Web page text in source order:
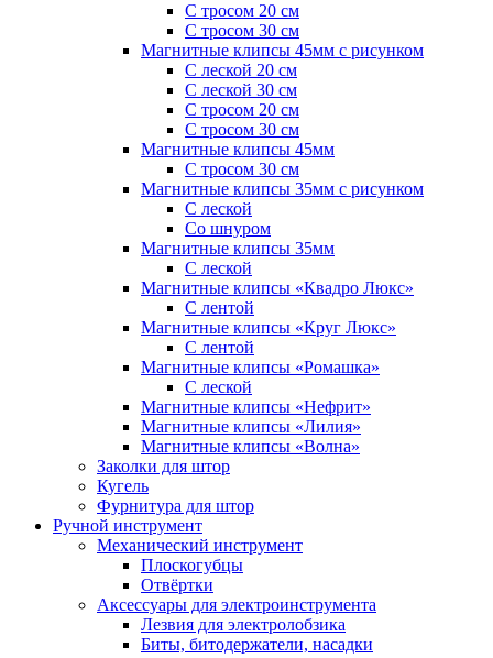
С тросом 20 см
С тросом 30 см
Магнитные клипсы 45мм с рисунком
С леской 20 см
С леской 30 см
С тросом 20 см
С тросом 30 см
Магнитные клипсы 45мм
С тросом 30 см
Магнитные клипсы 35мм с рисунком
С леской
Со шнуром
Магнитные клипсы 35мм
С леской
Магнитные клипсы «Квадро Люкс»
С лентой
Магнитные клипсы «Круг Люкс»
С лентой
Магнитные клипсы «Ромашка»
С леской
Магнитные клипсы «Нефрит»
Магнитные клипсы «Лилия»
Магнитные клипсы «Волна»
Заколки для штор
Кугель
Фурнитура для штор
Ручной инструмент
Механический инструмент
Плоскогубцы
Отвёртки
Аксессуары для электроинструмента
Лезвия для электролобзика
Биты, битодержатели, насадки